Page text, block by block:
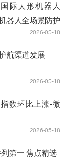
际人形机器人
器人全场景防护
2026-05-18
航渠道发展
2026-05-18
数环比上涨-微
2026-05-18
第一 焦点精选